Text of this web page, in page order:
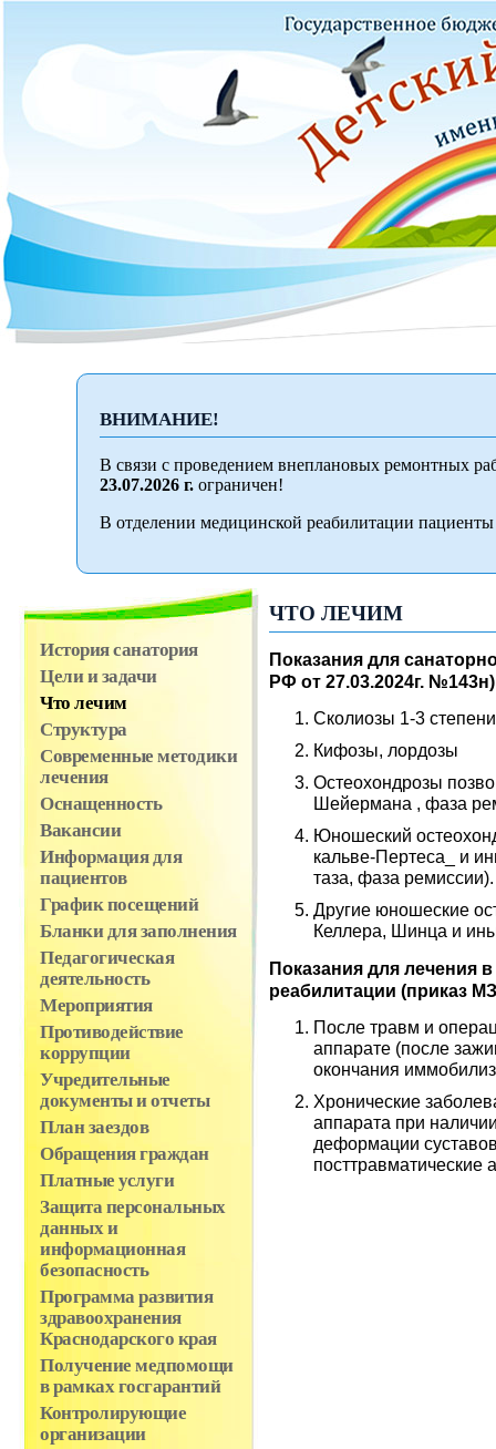
ВНИМАНИЕ!
В связи с проведением внеплановых ремонтных
23.07.2026 г. ограничен!
В отделении медицинской реабилитации
История санатория
Цели и задачи
Что лечим
Структура
Современные методики
лечения
Оснащенность
Вакансии
Информация для
пациентов
График посещений
Бланки для заполнения
Педагогическая
деятельность
Мероприятия
Противодействие
коррупции
Учредительные
документы и отчеты
План заездов
Обращения граждан
Платные услуги
Защита персональных
данных и
информационная
безопасность
Программа развития
здравоохранения
Краснодарского края
Получение медпомощи
в рамках госгарантий
Контролирующие
организации
ЧТО ЛЕЧИМ
Показания для
РФ от 27.03.2024г.
Сколиозы 1-3 степени
Кифозы, лордозы
Остеохондрозы
Шейермана , фаза
Юношеский
кальве-Пертеса_ и
таза, фаза ремиссии).
Другие юношеские
Келлера, Шинца и
Показания для лечения
реабилитации (приказ
После травм и
аппарате (после
окончания
Хронические
аппарата при
деформации
посттравматические